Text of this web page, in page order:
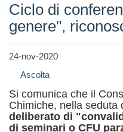
Ciclo di
genere",
24-nov-2020
Ascolta
Si comunica che il
Chimiche, nella seduta
deliberato di
di seminari o CFU